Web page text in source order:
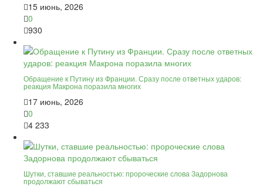
15 июнь, 2026
0
930
Обращение к Путину из Франции. Сразу после ответных ударов:
реакция Макрона поразила многих
17 июнь, 2026
0
4 233
Шутки, ставшие реальностью: пророческие слова Задорнова
продолжают сбываться